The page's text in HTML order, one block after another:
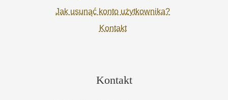
Jak usunąć konto użytkownika?
Kontakt
Kontakt